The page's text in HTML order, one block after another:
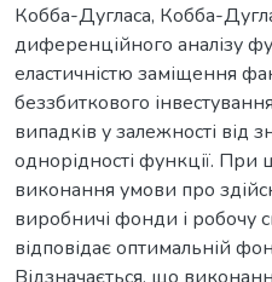
Кобба-Дугласа, Кобба-
диференційного аналізу
еластичністю заміщення
беззбиткового
випадків у залежності від
однорідності функції. При
виконання умови про
виробничі фонди і робочу
відповідає оптимальній